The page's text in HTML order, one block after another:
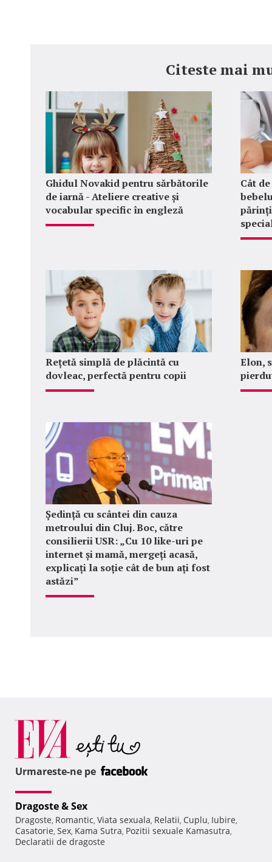
Citeste mai
Ghidul Novakid pentru sărbătorile
de iarnă - Ateliere creative și
vocabular specific în engleză
Cât
Rețetă simplă de plăcintă cu
dovleac, perfectă pentru copii
Elon,
Ședință cu scântei din cauza
metroului din Cluj. Boc, către
consilierii USR: „Cu 10 like-uri pe
internet și mamă, mergeți acasă,
explicați la soție cât de bun ați fost
astăzi”
Urmareste-ne pe
Dragoste & Sex
Dragoste, Romantic, Viata sexuala, Relatii, Cuplu, Iubire,
Casatorie, Sex, Kama Sutra, Pozitii sexuale Kamasutra,
Declaratii de dragoste